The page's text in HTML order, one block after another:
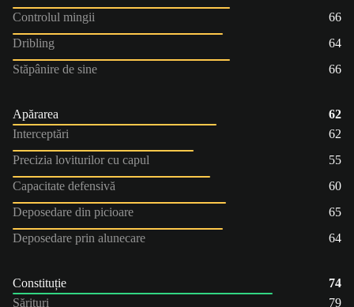
Controlul mingii
66
Dribling
64
Stăpânire de sine
66
Apărarea
62
Interceptări
62
Precizia loviturilor cu capul
55
Capacitate defensivă
60
Deposedare din picioare
65
Deposedare prin alunecare
64
Constituție
74
Sărituri
79